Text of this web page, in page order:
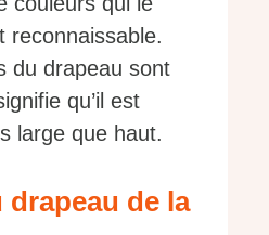
reconnaissable.
du drapeau sont
qu’il est
large que haut.
de la